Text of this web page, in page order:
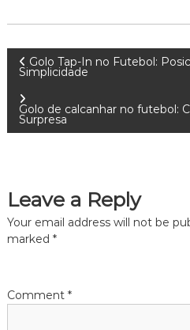
P
o
s
n
a
i
Golo Tap-In no Futebol:
Simplicidade
Golo de calcanhar no futebol:
Surpresa
Leave a Reply
Your email address will not be
marked *
Comment *